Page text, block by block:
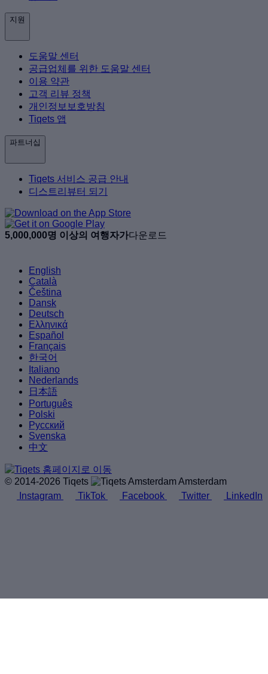
지원
도움말 센터
공급업체를 위한 도움말 센터
이용 약관
고객 리뷰 정책
개인정보보호방침
Tiqets 앱
파트너십
Tiqets 서비스 공급 안내
디스트리뷰터 되기
5,000,000명 이상의 여행자가다운로드
English
Català
Čeština
Dansk
Deutsch
Ελληνικά
Español
Français
한국어
Italiano
Nederlands
日本語
Português
Polski
Русский
Svenska
中文
© 2014-2026 Tiqets
Amsterdam
Instagram
TikTok Facebook Twitter LinkedIn